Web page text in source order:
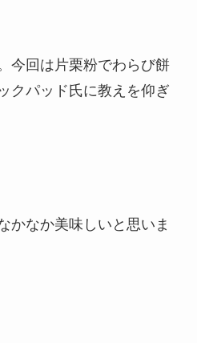
今回は片栗粉でわらび餅
クパッド氏に教えを仰ぎ
かなか美味しいと思いま